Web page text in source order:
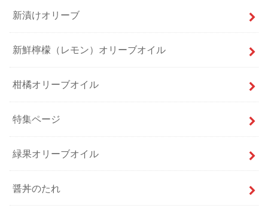
新漬けオリーブ
新鮮檸檬（レモン）オリーブオイル
柑橘オリーブオイル
特集ページ
緑果オリーブオイル
醤丼のたれ